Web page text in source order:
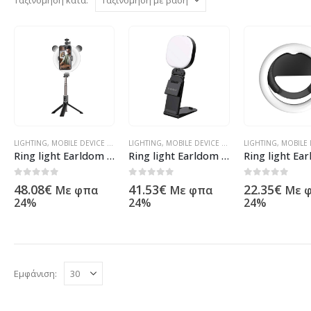
LIGHTING, MOBILE DEVICE ACCESORIES ,OTHERS,ΠΡΟΪΌΝΤΑ ΠΛΗΡΟΦΟΡΙΚΉΣ -
Ring light Earldom ET-ZP22, Black – 40372
48.08€ Με φπα
24%
LIGHTING, MOBILE DEVICE ACCESORIES ,OTHERS,
Ring light Earldom ET-ZP28, Black – 40370
41.53€ Με φπα
24%
LIGHTING, MOBILE
22.35€ Με
24%
Εμφάνιση: